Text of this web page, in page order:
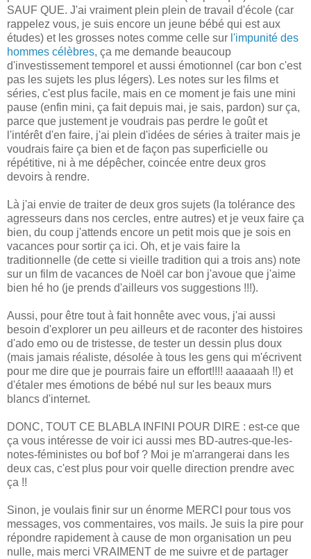
SAUF QUE. J'ai vraiment plein plein de travail d'école (car
rappelez vous, je suis encore un jeune bébé qui est aux
études) et les grosses notes comme celle sur l'impunité des
hommes célèbres, ça me demande beaucoup
d'investissement temporel et aussi émotionnel (car bon c'est
pas les sujets les plus légers). Les notes sur les films et
séries, c'est plus facile, mais en ce moment je fais une mini
pause (enfin mini, ça fait depuis mai, je sais, pardon) sur ça,
parce que justement je voudrais pas perdre le goût et
l'intérêt d'en faire, j'ai plein d'idées de séries à traiter mais je
voudrais faire ça bien et de façon pas superficielle ou
répétitive, ni à me dépêcher, coincée entre deux gros
devoirs à rendre.
Là j'ai envie de traiter de deux gros sujets (la tolérance des
agresseurs dans nos cercles, entre autres) et je veux faire ça
bien, du coup j'attends encore un petit mois que je sois en
vacances pour sortir ça ici. Oh, et je vais faire la
traditionnelle (de cette si vieille tradition qui a trois ans) note
sur un film de vacances de Noël car bon j'avoue que j'aime
bien hé ho (je prends d'ailleurs vos suggestions !!!).
Aussi, pour être tout à fait honnête avec vous, j'ai aussi
besoin d'explorer un peu ailleurs et de raconter des histoires
d'ado emo ou de tristesse, de tester un dessin plus doux
(mais jamais réaliste, désolée à tous les gens qui m'écrivent
pour me dire que je pourrais faire un effort!!!! aaaaaah !!) et
d'étaler mes émotions de bébé nul sur les beaux murs
blancs d'internet.
DONC, TOUT CE BLABLA INFINI POUR DIRE : est-ce que
ça vous intéresse de voir ici aussi mes BD-autres-que-les-
notes-féministes ou bof bof ? Moi je m'arrangerai dans les
deux cas, c'est plus pour voir quelle direction prendre avec
ça !!
Sinon, je voulais finir sur un énorme MERCI pour tous vos
messages, vos commentaires, vos mails. Je suis la pire pour
répondre rapidement à cause de mon organisation un peu
nulle, mais merci VRAIMENT de me suivre et de partager